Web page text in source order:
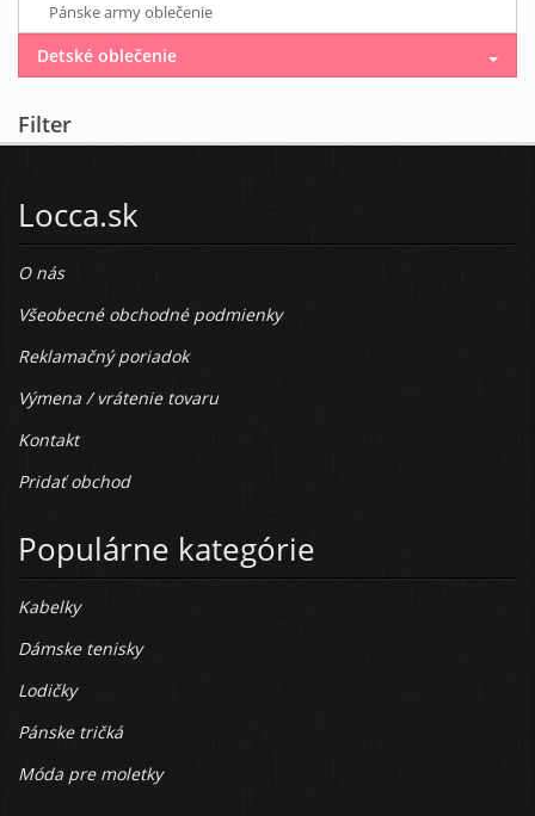
Pánske army oblečenie
Detské oblečenie
Filter
Locca.sk
O nás
Všeobecné obchodné podmienky
Reklamačný poriadok
Výmena / vrátenie tovaru
Kontakt
Pridať obchod
Populárne kategórie
Kabelky
Dámske tenisky
Lodičky
Pánske tričká
Móda pre moletky